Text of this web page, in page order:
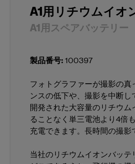
A1用リチウムイオ
A1用スペアバッテリー
製品番号: 100397
フォトグラファーが撮影の
ンスの低下や、撮影を中断
開発された大容量のリチウ
ることなく単三電池より4倍
充電できます。長時間の撮影
当社のリチウムイオンバッ